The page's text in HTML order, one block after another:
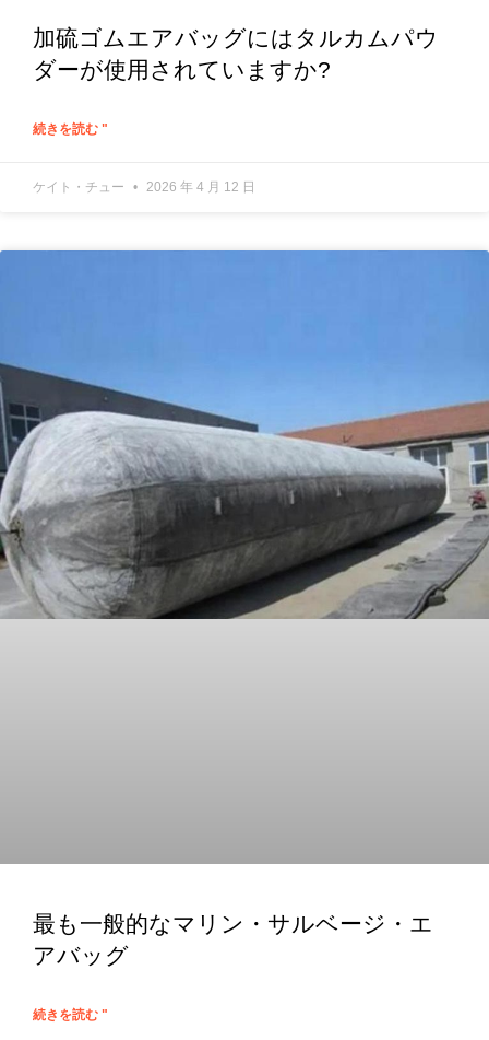
加硫ゴムエアバッグにはタルカムパウ
ダーが使用されていますか?
続きを読む "
ケイト・チュー 2026 年 4 月 12 日
最も一般的なマリン・サルベージ・エ
アバッグ
続きを読む "